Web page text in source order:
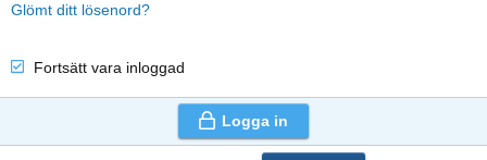
Glömt ditt lösenord?
Fortsätt vara inloggad
Logga in